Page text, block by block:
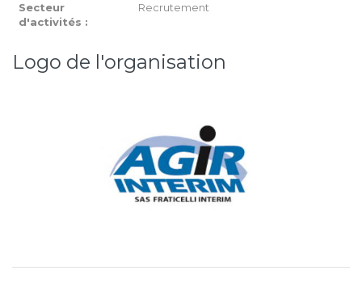
Secteur
d'activités :
Recrutement
Logo de l'organisation